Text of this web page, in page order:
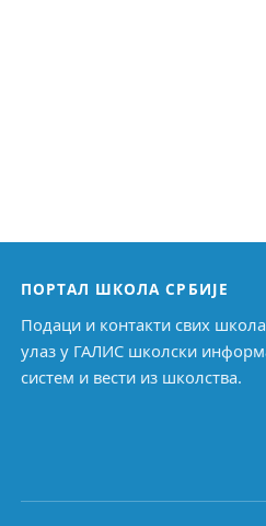
ПОРТАЛ ШКОЛА СРБИЈЕ
Подаци и контакти свих
улаз у ГАЛИС школски
систем и вести из школства.